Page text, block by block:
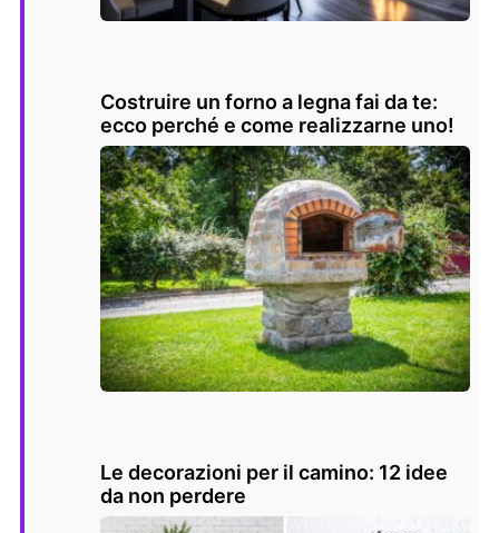
Costruire un forno a legna fai da te:
ecco perché e come realizzarne uno!
Le decorazioni per il camino: 12 idee
da non perdere